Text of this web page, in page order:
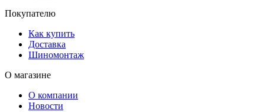
Покупателю
Как купить
Доставка
Шиномонтаж
О магазине
О компании
Новости